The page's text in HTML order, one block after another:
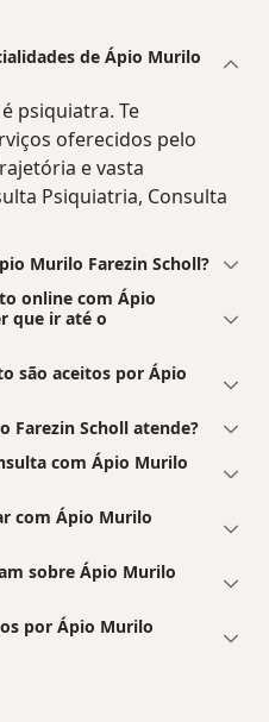
de Ápio Murilo
psiquiatra. Te
oferecidos pelo
e vasta
Psiquiatria, Consulta
Murilo Farezin Scholl?
online com Ápio
que ir até o
são aceitos por Ápio
Farezin Scholl atende?
com Ápio Murilo
com Ápio Murilo
sobre Ápio Murilo
por Ápio Murilo